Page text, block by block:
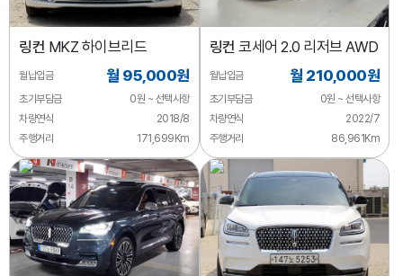
링컨 MKZ 하이브리드
월납입금 월 95,000원
초기부담금
0원 ~ 선택사항
차량연식
2018/8
주행거리
171,699Km
링컨 코세어 2.0 리저브 AWD
월납입금 월 210,000원
초기부담금
0원 ~ 선택사항
차량연식
2022/7
주행거리
86,961Km